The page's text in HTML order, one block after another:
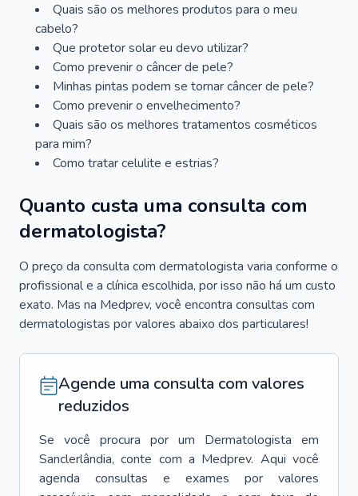
Quais são os melhores produtos para o meu
cabelo?
Que protetor solar eu devo utilizar?
Como prevenir o câncer de pele?
Minhas pintas podem se tornar câncer de pele?
Como prevenir o envelhecimento?
Quais são os melhores tratamentos cosméticos
para mim?
Como tratar celulite e estrias?
Quanto custa uma consulta com
dermatologista?
O preço da consulta com dermatologista varia conforme o
profissional e a clínica escolhida, por isso não há um custo
exato. Mas na Medprev, você encontra consultas com
dermatologistas por valores abaixo dos particulares!
Agende uma consulta com valores
reduzidos
Se você procura por um Dermatologista em
Sanclerlândia, conte com a Medprev. Aqui você
agenda consultas e exames por valores